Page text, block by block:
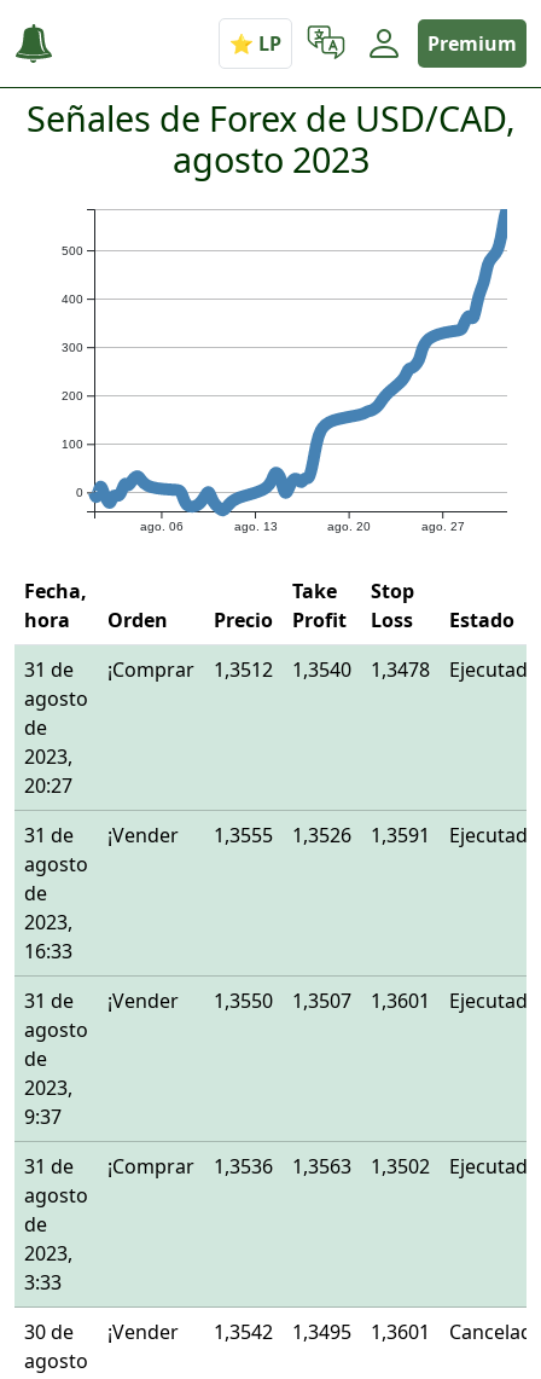
Premium
Señales de Forex de USD/CAD,
agosto 2023
ago. 06 ago. 13 ago. 20 ago. 27
0
100
200
300
400
500
Fecha,
hora
Orden Precio
Take
Profit
Stop
Loss
Estado
31 de
agosto
de
2023,
20:27
¡Comprar 1,3512 1,3540 1,3478 Ejecutado
31 de
agosto
de
2023,
16:33
¡Vender 1,3555 1,3526 1,3591 Ejecutado
31 de
agosto
de
2023,
9:37
¡Vender 1,3550 1,3507 1,3601 Ejecutado
31 de
agosto
de
2023,
3:33
¡Comprar 1,3536 1,3563 1,3502 Ejecutado
30 de
agosto
¡Vender 1,3542 1,3495 1,3601